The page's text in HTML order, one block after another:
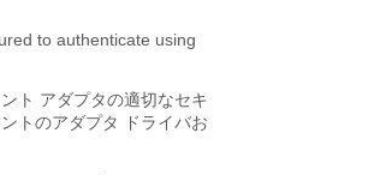
to authenticate using
ト アダプタの適切なセキ
トのアダプタ ドライバお